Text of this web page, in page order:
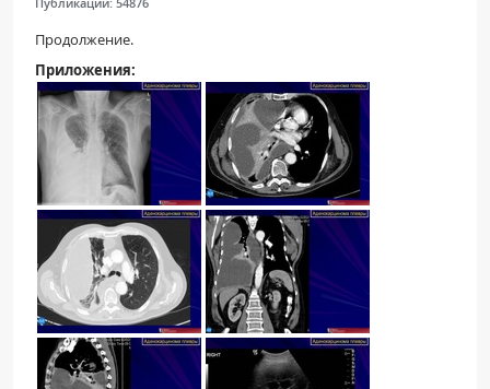
Продолжение.
Приложения: